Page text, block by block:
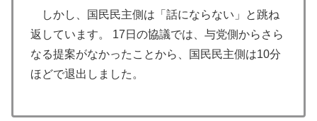
しかし、国民民主側は「話にならない」と跳ね
返しています。 17日の協議では、与党側からさら
なる提案がなかったことから、国民民主側は10分
ほどで退出しました。